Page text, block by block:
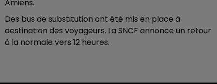
Amiens.
Des bus de substitution ont été mis en place à
destination des voyageurs. La SNCF annonce un retour
à la normale vers 12 heures.